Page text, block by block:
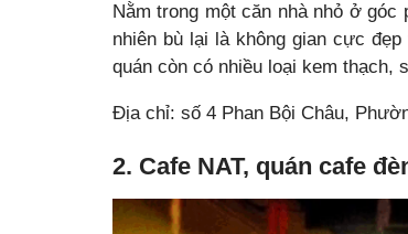
Nằm trong một căn nhà nhỏ ở
nhiên bù lại là không gian cực
quán còn có nhiều loại kem
Địa chỉ: số 4 Phan Bội Châu,
2. Cafe NAT, quán cafe